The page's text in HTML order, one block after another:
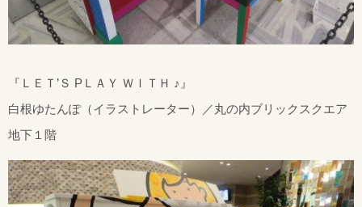
『ＬＥＴ’Ｓ PＬＡＹ ＷＩＴＨ ♪』
白根ゆたんぽ（イラストレーター）／丸の内ブリックスクエア
地下１階